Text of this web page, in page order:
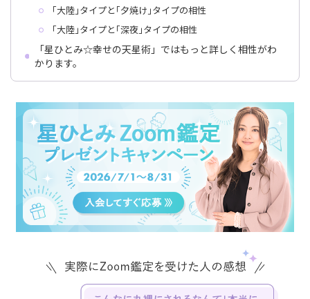
｢大陸｣タイプと｢夕焼け｣タイプの相性
｢大陸｣タイプと｢深夜｣タイプの相性
「星ひとみ☆幸せの天星術」ではもっと詳しく相性がわ
かります。